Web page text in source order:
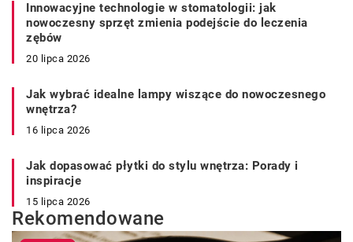
Innowacyjne technologie w stomatologii: jak
nowoczesny sprzęt zmienia podejście do leczenia
zębów
20 lipca 2026
Jak wybrać idealne lampy wiszące do nowoczesnego
wnętrza?
16 lipca 2026
Jak dopasować płytki do stylu wnętrza: Porady i
inspiracje
15 lipca 2026
Rekomendowane